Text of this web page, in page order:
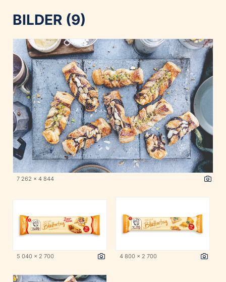
BILDER (9)
7 262 x 4 844
5 040 x 2 700 4 800 x 2 700